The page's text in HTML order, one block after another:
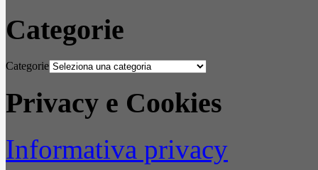
Categorie
Categorie
Privacy e Cookies
Informativa privacy